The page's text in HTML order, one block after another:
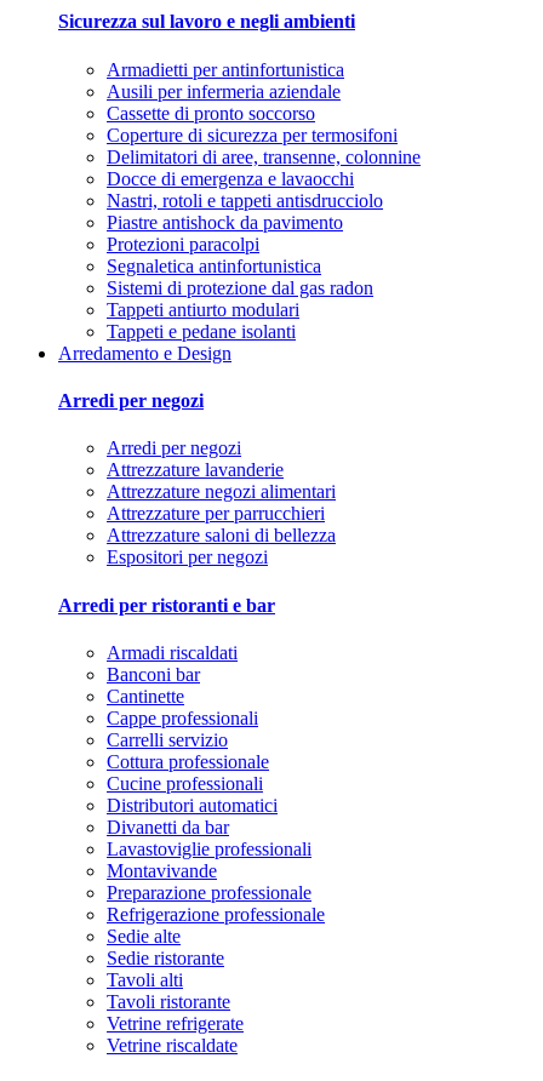
Sicurezza sul lavoro e negli ambienti
Armadietti per antinfortunistica
Ausili per infermeria aziendale
Cassette di pronto soccorso
Coperture di sicurezza per termosifoni
Delimitatori di aree, transenne, colonnine
Docce di emergenza e lavaocchi
Nastri, rotoli e tappeti antisdrucciolo
Piastre antishock da pavimento
Protezioni paracolpi
Segnaletica antinfortunistica
Sistemi di protezione dal gas radon
Tappeti antiurto modulari
Tappeti e pedane isolanti
Arredamento e Design
Arredi per negozi
Arredi per negozi
Attrezzature lavanderie
Attrezzature negozi alimentari
Attrezzature per parrucchieri
Attrezzature saloni di bellezza
Espositori per negozi
Arredi per ristoranti e bar
Armadi riscaldati
Banconi bar
Cantinette
Cappe professionali
Carrelli servizio
Cottura professionale
Cucine professionali
Distributori automatici
Divanetti da bar
Lavastoviglie professionali
Montavivande
Preparazione professionale
Refrigerazione professionale
Sedie alte
Sedie ristorante
Tavoli alti
Tavoli ristorante
Vetrine refrigerate
Vetrine riscaldate